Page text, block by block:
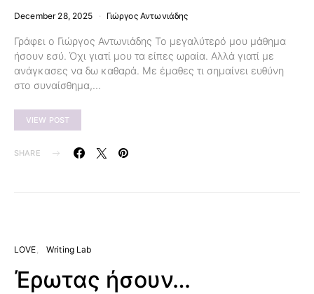
December 28, 2025 Γιώργος Αντωνιάδης
Γράφει ο Γιώργος Αντωνιάδης Το μεγαλύτερό μου μάθημα
ήσουν εσύ. Όχι γιατί μου τα είπες ωραία. Αλλά γιατί με
ανάγκασες να δω καθαρά. Με έμαθες τι σημαίνει ευθύνη
στο συναίσθημα,…
VIEW POST
SHARE
LOVE Writing Lab
Έρωτας ήσουν…